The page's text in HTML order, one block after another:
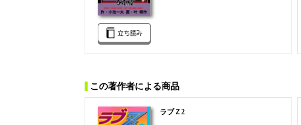
この著作者による商品
ラブＺ2